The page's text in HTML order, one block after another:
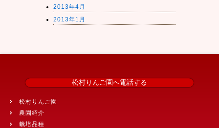
2013年4月
2013年1月
松村りんご園へ電話する
松村りんご園
農園紹介
栽培品種